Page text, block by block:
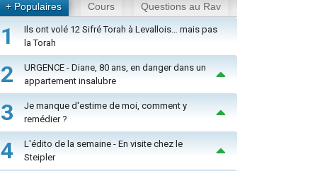
+ Populaires Cours Questions au Rav
1
Ils ont volé 12 Sifré Torah à Levallois… mais pas
la Torah
2
URGENCE - Diane, 80 ans, en danger dans un
appartement insalubre
3
Je manque d'estime de moi, comment y
remédier ?
4
L'édito de la semaine - En visite chez le
Steipler